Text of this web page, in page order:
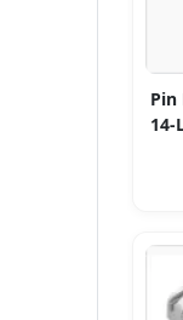
14-